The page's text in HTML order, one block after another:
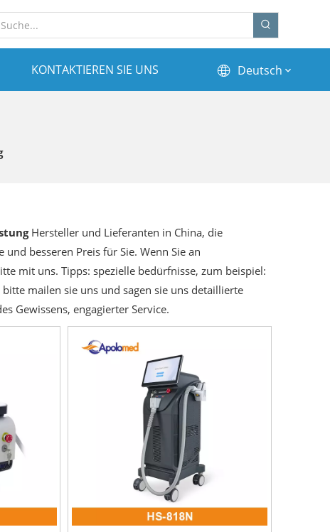
KONTAKTIEREN SIE UNS Deutsch
Hersteller und Lieferanten in China, die
besseren Preis für Sie. Wenn Sie an
mit uns. Tipps: spezielle bedürfnisse, zum beispiel:
mailen sie uns und sagen sie uns detaillierte
Gewissens, engagierter Service.